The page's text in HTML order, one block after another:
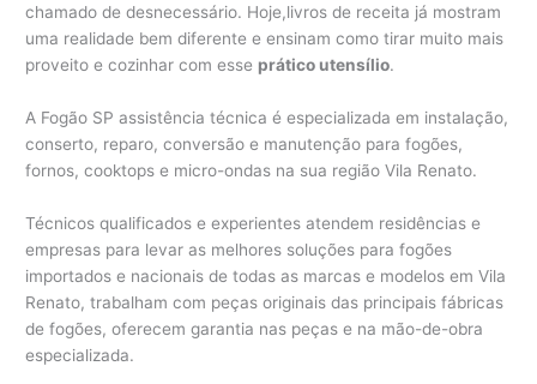
chamado de desnecessário. Hoje,livros de receita já mostram
uma realidade bem diferente e ensinam como tirar muito mais
proveito e cozinhar com esse prático utensílio.
A Fogão SP assistência técnica é especializada em instalação,
conserto, reparo, conversão e manutenção para fogões,
fornos, cooktops e micro-ondas na sua região Vila Renato.
Técnicos qualificados e experientes atendem residências e
empresas para levar as melhores soluções para fogões
importados e nacionais de todas as marcas e modelos em Vila
Renato, trabalham com peças originais das principais fábricas
de fogões, oferecem garantia nas peças e na mão-de-obra
especializada.